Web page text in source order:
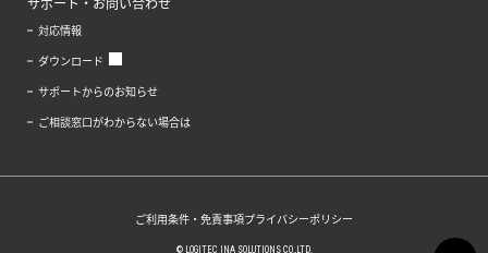
対応情報
ダウンロード
サポートからのお知らせ
ご相談窓口がわからない場合は
ご利用条件・免責事項プライバシーポリシー
© LOGITEC INA SOLUTIONS CO.,LTD.